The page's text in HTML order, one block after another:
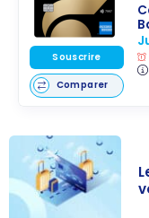
Souscrire
Comparer